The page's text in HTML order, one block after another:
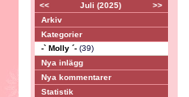
<<
Juli (2025)
>>
Arkiv
Kategorier
-` Molly ´- (39)
Nya inlägg
Nya kommentarer
Statistik